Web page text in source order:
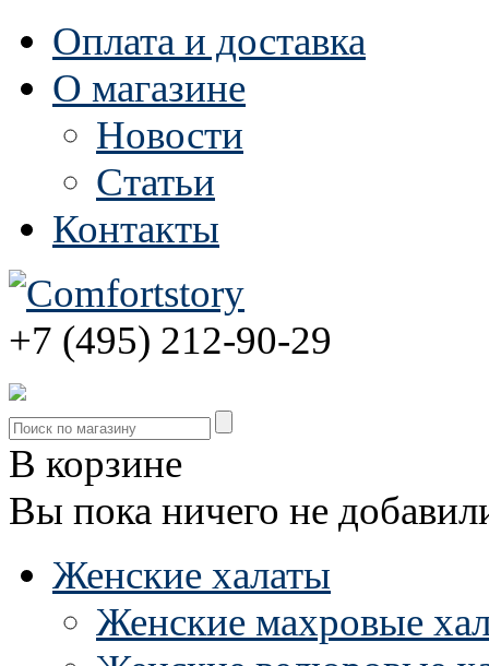
Оплата и доставка
О магазине
Новости
Статьи
Контакты
+7 (495) 212-90-29
В корзине
Вы пока ничего не
Женские халаты
Женские махровые